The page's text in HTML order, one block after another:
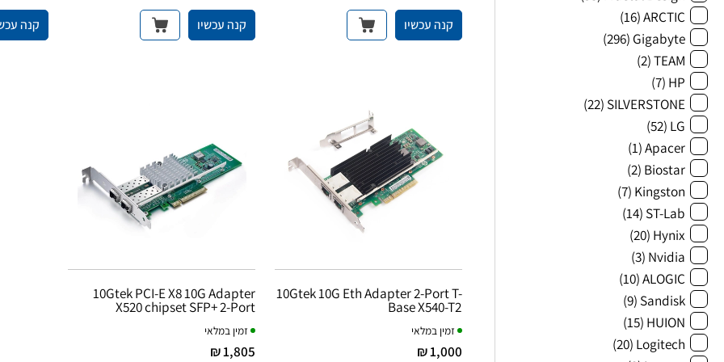
ARCTIC
(16)
Gigabyte
(296)
TEAM
(2)
HP
(7)
SILVERSTONE
(22)
LG
(52)
Apacer
(1)
Biostar
(2)
Kingston
(7)
ST-Lab
(14)
Hynix
(20)
Nvidia
(3)
ALOGIC
(10)
Sandisk
(9)
HUION
(15)
Logitech
(20)
קנה עכשיו קנה עכשיו קנה
10Gtek 10G Eth Adapter 2-Port T-
Base X540-T2
זמין במלאי
1,000 ₪
10Gtek PCI-E X8 10G Adapter
X520 chipset SFP+ 2-Port
זמין במלאי
1,805 ₪